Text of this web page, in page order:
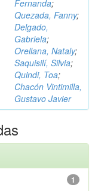
Fernanda;
Quezada, Fanny;
Delgado,
Gabriela;
Orellana, Nataly;
Saquisilí, Silvia;
Quindi, Toa;
Chacón Vintimilla,
Gustavo Javier
1